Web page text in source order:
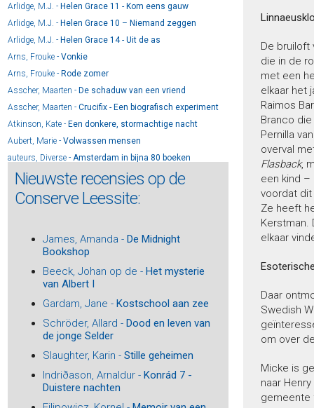
Arlidge, M.J. - Helen Grace 11 - Kom eens gauw
Arlidge, M.J. - Helen Grace 10 – Niemand zeggen
Arlidge, M.J. - Helen Grace 14 - Uit de as
Arns, Frouke - Vonkie
Arns, Frouke - Rode zomer
Asscher, Maarten - De schaduw van een vriend
Asscher, Maarten - Crucifix - Een biografisch experiment
Atkinson, Kate - Een donkere, stormachtige nacht
Aubert, Marie - Volwassen mensen
auteurs, Diverse - Amsterdam in bijna 80 boeken
auteurs, Diverse -De 44 - Beste gedichten Herman de
Coninckprijs 2024
auteurs, Diverse -Who is afraid of reading drama?
Baar, Jan van -
De vervolging van Joods Alkmaar
Baar, Jan van - De familie Drukker en de tragiek van
Baar, Peter-Paul de -Theo Thijssen (1879-1943) - Schrijver,
schoolmeester, socialist
Baay, Reggie -Het lied van de goden
Bach, Tabea -De Zijdevilla
Bailey, Sarah -Gemma Woodstock 4 - Een dood vol
Bakboord, Henk -Billenkoek - Avonturen van een stoute
Surinamer
Nieuwste recensies op de
Conserve Leessite:
James, Amanda - De Midnight
Bookshop
Beeck, Johan op de - Het mysterie
van Albert I
Gardam, Jane - Kostschool aan zee
Schröder, Allard - Dood en leven van
de jonge Selder
Slaughter, Karin - Stille geheimen
Indriðason, Arnaldur - Konrád 7 -
Duistere nachten
De bruiloft
die in de
met een
elkaar het
Raimos
Branco
Pernilla
overval
Flasback,
een kind
voordat dit
Ze heeft
Kerstman.
elkaar
Daar
Swedish
om over
Micke is
naar
gemeente